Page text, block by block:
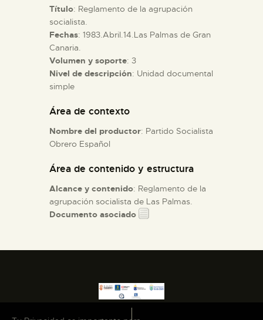
COLECCIONES
DIDÁCTICA
ESPAÑOL
Título: Reglamento de la agrupación
socialista.
Fechas: 1983.Abril.14.Las Palmas de Gran
Canaria.
Volumen y soporte: 3
Nivel de descripción: Unidad documental
simple
Área de contexto
Nombre del productor: Partido Socialista
Obrero Español
Área de contenido y estructura
Alcance y contenido: Reglamento de la
agrupación socialista de Las Palmas.
Documento asociado